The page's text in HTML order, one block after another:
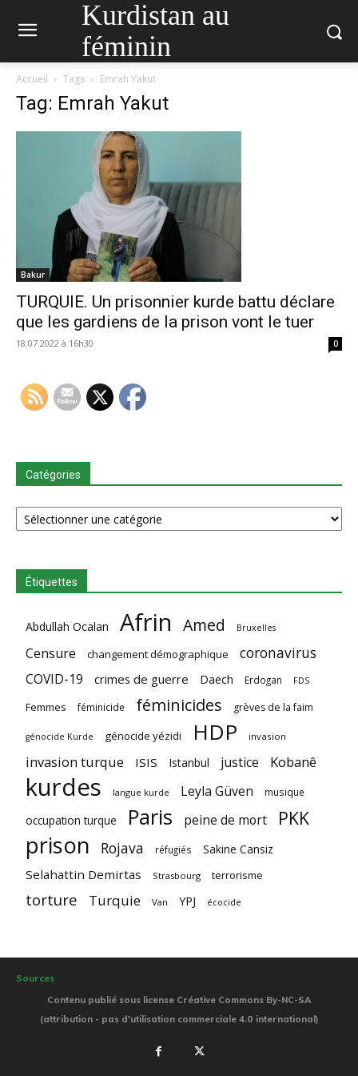
Kurdistan au
féminin
Accueil Tags Emrah Yakut
Tag: Emrah Yakut
Bakur
TURQUIE. Un prisonnier kurde battu déclare
que les gardiens de la prison vont le tuer
18.07.2022 à 16h30 0
Catégories
Catégories
Étiquettes
Abdullah Ocalan Afrin Amed Bruxelles
Censure changement démographique coronavirus
COVID-19 crimes de guerre Daech Erdogan FDS
Femmes féminicide féminicides grèves de la faim
génocide Kurde génocide yézidi HDP invasion
invasion turque ISIS Istanbul justice Kobanê
kurdes langue kurde Leyla Güven musique
occupation turque Paris peine de mort PKK
prison Rojava réfugiés Sakine Cansiz
Selahattin Demirtas Strasbourg terrorisme
torture Turquie Van YPJ écocide
Sources
Contenu publié sous license Créative Commons By-NC-SA
(attribution - pas d'utilisation commerciale 4.0 international)